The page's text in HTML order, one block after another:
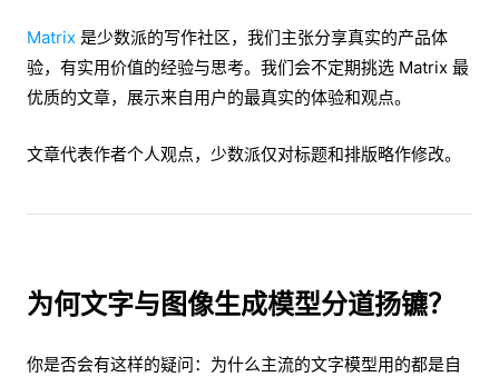
Matrix 是少数派的写作社区，我们主张分享真实的产品体
验，有实用价值的经验与思考。我们会不定期挑选 Matrix 最
优质的文章，展示来自用户的最真实的体验和观点。
文章代表作者个人观点，少数派仅对标题和排版略作修改。
为何文字与图像生成模型分道扬镳？
你是否会有这样的疑问：为什么主流的文字模型用的都是自